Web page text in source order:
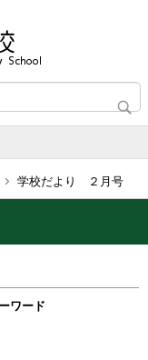
学校だより ２月号
ワード